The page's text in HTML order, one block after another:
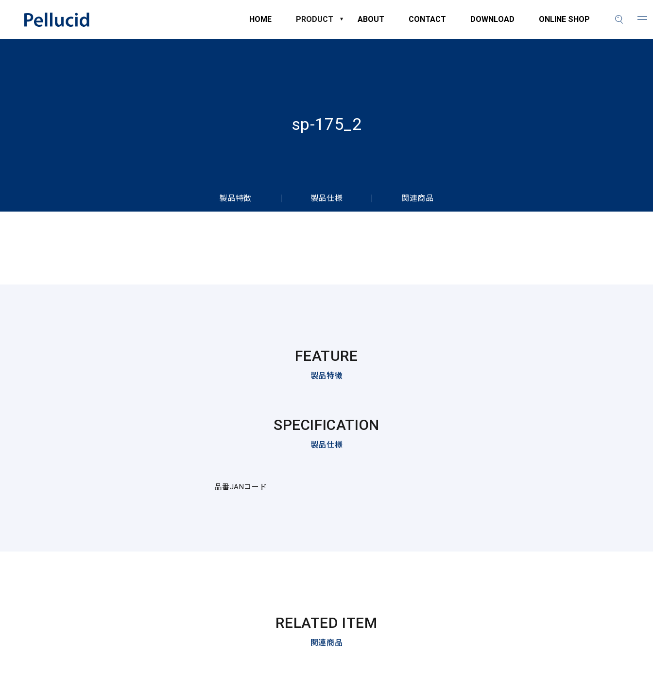
HOME PRODUCT ABOUT CONTACT DOWNLOAD ONLINE SHOP
sp-175_2
製品特徴 製品仕様 関連商品
FEATURE
製品特徴
SPECIFICATION
製品仕様
品番JANコード
RELATED ITEM
関連商品